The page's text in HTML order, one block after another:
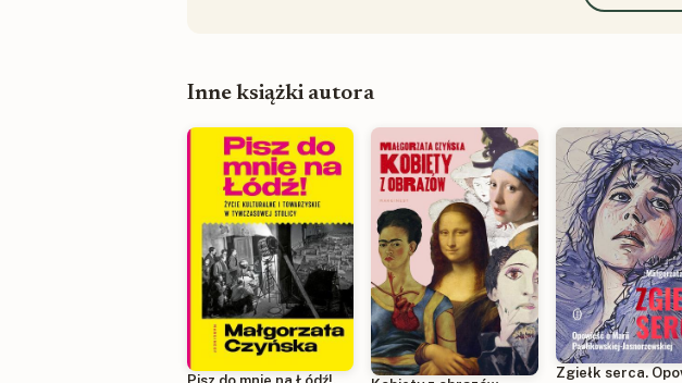
Inne książki autora
Zgiełk serca.